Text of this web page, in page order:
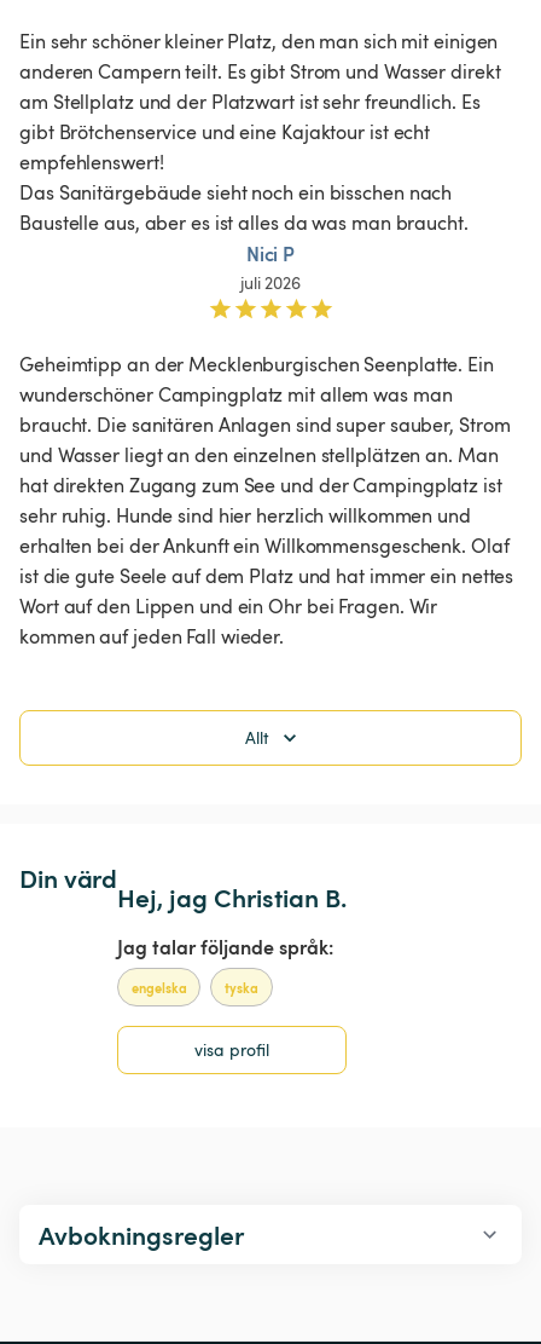
Ein sehr schöner kleiner Platz, den man sich mit einigen
anderen Campern teilt. Es gibt Strom und Wasser direkt
am Stellplatz und der Platzwart ist sehr freundlich. Es
gibt Brötchenservice und eine Kajaktour ist echt
empfehlenswert!
Das Sanitärgebäude sieht noch ein bisschen nach
Baustelle aus, aber es ist alles da was man braucht.
Nici P
juli 2026
Geheimtipp an der Mecklenburgischen Seenplatte. Ein
wunderschöner Campingplatz mit allem was man
braucht. Die sanitären Anlagen sind super sauber, Strom
und Wasser liegt an den einzelnen stellplätzen an. Man
hat direkten Zugang zum See und der Campingplatz ist
sehr ruhig. Hunde sind hier herzlich willkommen und
erhalten bei der Ankunft ein Willkommensgeschenk. Olaf
ist die gute Seele auf dem Platz und hat immer ein nettes
Wort auf den Lippen und ein Ohr bei Fragen. Wir
kommen auf jeden Fall wieder.
Allt
Din värd
Hej, jag Christian B.
Jag talar följande språk:
engelska tyska
visa profil
Avbokningsregler